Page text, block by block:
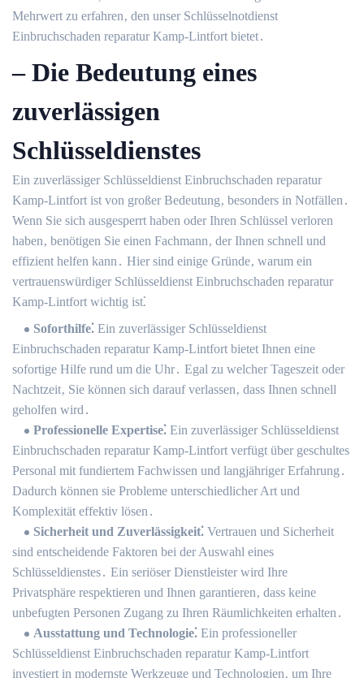
Mehrwert zu erfahren‚ den unser Schlüsselnotdienst
Einbruchschaden reparatur Kamp-Lintfort bietet․
– Die Bedeutung eines
zuverlässigen
Schlüsseldienstes
Ein zuverlässiger Schlüsseldienst Einbruchschaden reparatur
Kamp-Lintfort ist von großer Bedeutung‚ besonders in Notfällen․
Wenn Sie sich ausgesperrt haben oder Ihren Schlüssel verloren
haben‚ benötigen Sie einen Fachmann‚ der Ihnen schnell und
effizient helfen kann․ Hier sind einige Gründe‚ warum ein
vertrauenswürdiger Schlüsseldienst Einbruchschaden reparatur
Kamp-Lintfort wichtig ist⁚
Soforthilfe⁚ Ein zuverlässiger Schlüsseldienst
Einbruchschaden reparatur Kamp-Lintfort bietet Ihnen eine
sofortige Hilfe rund um die Uhr․ Egal zu welcher Tageszeit oder
Nachtzeit‚ Sie können sich darauf verlassen‚ dass Ihnen schnell
geholfen wird․
Professionelle Expertise⁚ Ein zuverlässiger Schlüsseldienst
Einbruchschaden reparatur Kamp-Lintfort verfügt über geschultes
Personal mit fundiertem Fachwissen und langjähriger Erfahrung․
Dadurch können sie Probleme unterschiedlicher Art und
Komplexität effektiv lösen․
Sicherheit und Zuverlässigkeit⁚ Vertrauen und Sicherheit
sind entscheidende Faktoren bei der Auswahl eines
Schlüsseldienstes․ Ein seriöser Dienstleister wird Ihre
Privatsphäre respektieren und Ihnen garantieren‚ dass keine
unbefugten Personen Zugang zu Ihren Räumlichkeiten erhalten․
Ausstattung und Technologie⁚ Ein professioneller
Schlüsseldienst Einbruchschaden reparatur Kamp-Lintfort
investiert in modernste Werkzeuge und Technologien‚ um Ihre